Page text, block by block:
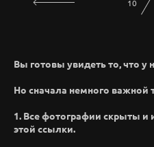
11
Вы готовы увидеть то, что у
Но сначала немного важной
1. Все фотографии скрыты и
этой ссылки.